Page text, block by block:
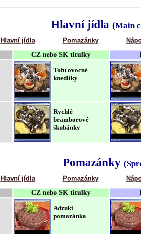
Hlavní jídla (Main
Hlavní jídla Pomazánky
CZ nebo SK titulky
Tofu ovocné
knedlíky
Rychlé
bramborové
škubánky
Pomazánky
Hlavní jídla Pomazánky
CZ nebo SK titulky
Adzuki
pomazánka